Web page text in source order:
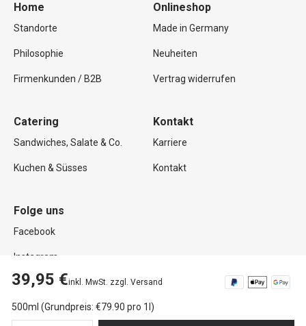
39,95 €inkl. MwSt. zzgl. Versand
500ml (Grundpreis: €79.90 pro 1l)
Home
Standorte
Philosophie
Firmenkunden / B2B
Onlineshop
Made in Germany
Neuheiten
Vertrag widerrufen
Catering
Sandwiches, Salate & Co.
Kuchen & Süsses
Kontakt
Karriere
Kontakt
Folge uns
Facebook
Instagram
Copyright © 2026 Mutterland GmbH. Alle Rechte vorbehalten.